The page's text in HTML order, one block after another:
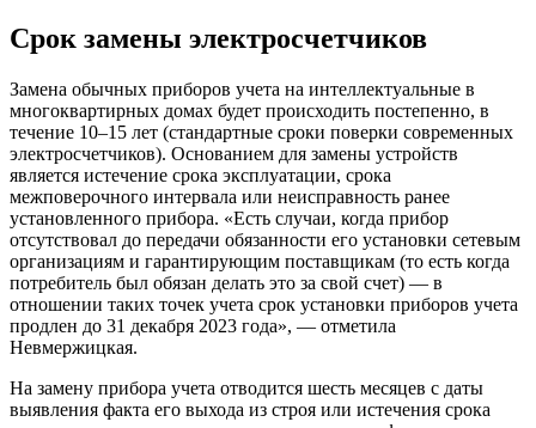
Срок замены электросчетчиков
Замена обычных приборов учета на интеллектуальные в
многоквартирных домах будет происходить постепенно, в
течение 10–15 лет (стандартные сроки поверки современных
электросчетчиков). Основанием для замены устройств
является истечение срока эксплуатации, срока
межповерочного интервала или неисправность ранее
установленного прибора. «Есть случаи, когда прибор
отсутствовал до передачи обязанности его установки сетевым
организациям и гарантирующим поставщикам (то есть когда
потребитель был обязан делать это за свой счет) — в
отношении таких точек учета срок установки приборов учета
продлен до 31 декабря 2023 года», — отметила
Невмержицкая.
На замену прибора учета отводится шесть месяцев с даты
выявления факта его выхода из строя или истечения срока